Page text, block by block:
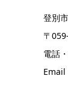
登別
〒
電話